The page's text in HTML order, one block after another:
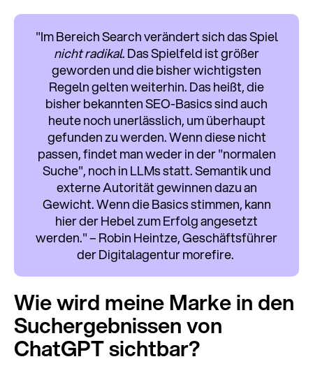
"Im Bereich Search verändert sich das Spiel
nicht radikal. Das Spielfeld ist größer
geworden und die bisher wichtigsten
Regeln gelten weiterhin. Das heißt, die
bisher bekannten SEO-Basics sind auch
heute noch unerlässlich, um überhaupt
gefunden zu werden. Wenn diese nicht
passen, findet man weder in der "normalen
Suche", noch in LLMs statt. Semantik und
externe Autorität gewinnen dazu an
Gewicht. Wenn die Basics stimmen, kann
hier der Hebel zum Erfolg angesetzt
werden." – Robin Heintze, Geschäftsführer
der Digitalagentur morefire.
Wie wird meine Marke in den
Suchergebnissen von
ChatGPT sichtbar?